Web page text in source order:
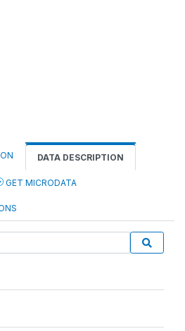
DATA DESCRIPTION
GET MICRODATA